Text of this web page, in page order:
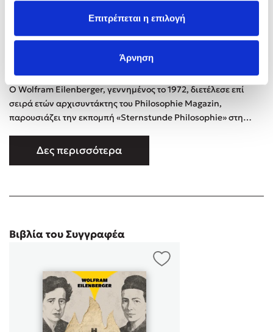
Επιτρέπεται η επιλογή
Άρνηση
Ο Wolfram Eilenberger, γεννημένος το 1972, διετέλεσε επί
σειρά ετών αρχισυντάκτης του Philosophie Magazin,
παρουσιάζει την εκπομπή «Sternstunde Philosophie» στη
του φεστιβάλ phil.COLOGNE. Έχει δημοσιεύσει πληθώρα
δοκιμίων και άρθρων σε έντυπα όπως Die Zeit, Der Spiegel και
Δες περισσότερα
Βιβλία του Συγγραφέα